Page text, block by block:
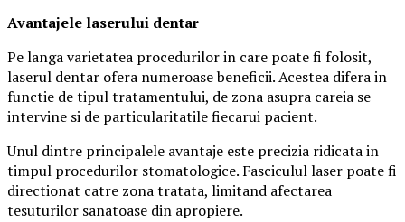
Avantajele laserului dentar
Pe langa varietatea procedurilor in care poate fi folosit,
laserul dentar ofera numeroase beneficii. Acestea difera in
functie de tipul tratamentului, de zona asupra careia se
intervine si de particularitatile fiecarui pacient.
Unul dintre principalele avantaje este precizia ridicata in
timpul procedurilor stomatologice. Fasciculul laser poate fi
directionat catre zona tratata, limitand afectarea
tesuturilor sanatoase din apropiere.